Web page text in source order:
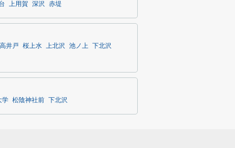
上用賀 深沢 赤堤
井戸 桜上水 上北沢 池ノ上
下北沢
学 松陰神社前 下北沢